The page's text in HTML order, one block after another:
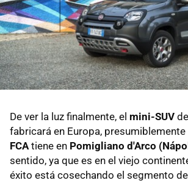
De ver la luz finalmente, el mini-SUV de
fabricará en Europa,
FCAtiene en Pomigliano d'Arco
sentido, ya que es en el viejo
éxito está cosechando el segmento